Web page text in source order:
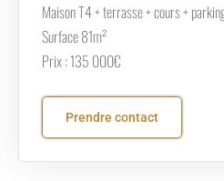
Maison T4 + terrasse + cours +
Surface 81m²
Prix : 135 000€
Prendre contact